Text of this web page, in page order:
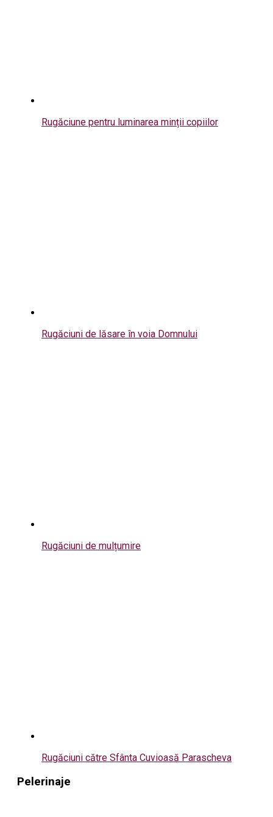
Rugăciune pentru luminarea minții copiilor
Rugăciuni de lăsare în voia Domnului
Rugăciuni de mulțumire
Rugăciuni către Sfânta Cuvioasă Parascheva
Pelerinaje